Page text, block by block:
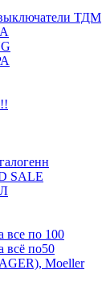
ТДМ
SALE
все по 100
всё по50
Moeller